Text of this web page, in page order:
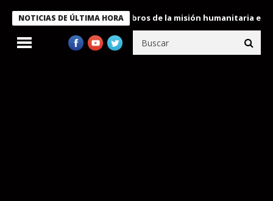
NOTICIAS DE ÚLTIMA HORA
Bukele condecora a miembros de la misión humanitaria enviada